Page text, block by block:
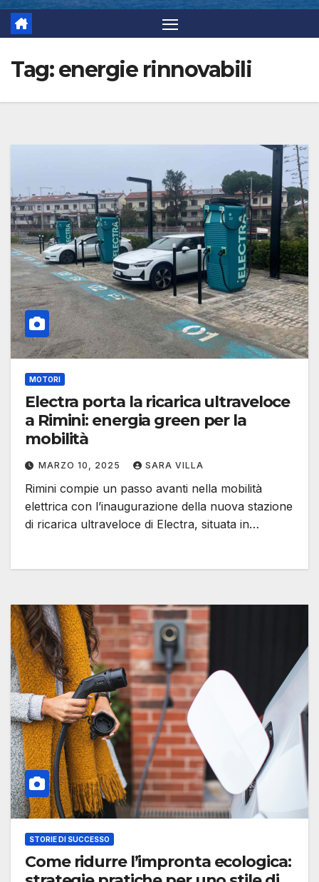
Tag:energie rinnovabili
MOTORI
Electra porta la ricarica ultraveloce
a Rimini: energia green per la
mobilità
MARZO 10, 2025 SARA VILLA
Rimini compie un passo avanti nella mobilità
elettrica con l’inaugurazione della nuova stazione
di ricarica ultraveloce di Electra, situata in…
STORIE DI SUCCESSO
Come ridurre l’impronta ecologica: